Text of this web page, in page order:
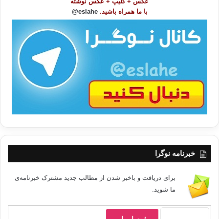
وتربيته الأصيلة، وكم من المشاهد والصور تتراءى أمامنا، حتى من أفراد أو فئات كانت
وإذا تذكّرنا الصورة الأخرى التي خرجت بعد انتصار الثورة في تونس أو مصر لتبرّر
مسلكها مع الطاغية، وأنها كانت واحدة من ضحاياه،؛ فإن ذلك إنما يؤكّد أن تلك أنواع من
بني البشر ظلت مقهورة، ولم تلحق بركب سفينة الحرّية، كما فعل السواد الأعظم من
أبناء الشعب، وسيتم إفراد الحديث على نحو أكثر توضيحاً في درس (سقوط المثقّف
السلطوي).
رفض الاستعلاء في الأرض
الثورة فكرة ومبدأ وحركة، مدخلها الأساس: التفكير الواعي لدى الإنسان، الكائن
المستخلف الوحيد: {وإذ قال ربّك للملائكة إني جاعل في الأرض خليفة، قالوا أتجعل فيها
با ما همراه باشید. eslahe@
خبرنامه نوگرا
برای دریافت و باخبر شدن از مطالب جدید مشترک خبرنامه‌ی
ما شوید.